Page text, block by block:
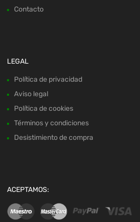
Contacto
LEGAL
Política de privacidad
Aviso legal
Política de cookies
Términos y condiciones
Desistimiento de compra
ACEPTAMOS: